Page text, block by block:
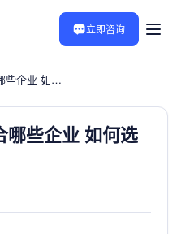
立即咨询
百度竞价代运营适合哪些企业 如何选择靠谱服务商
哪些企业 如何选